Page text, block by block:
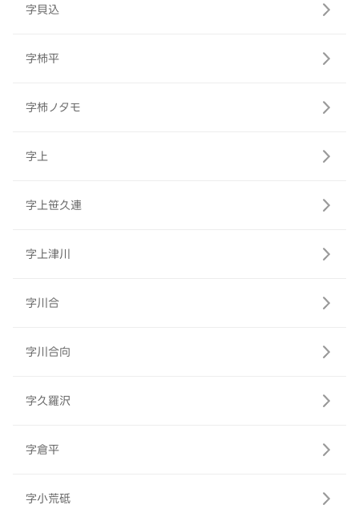
字貝込
字柿平
字柿ノタモ
字上
字上笹久連
字上津川
字川合
字川合向
字久羅沢
字倉平
字小荒砥